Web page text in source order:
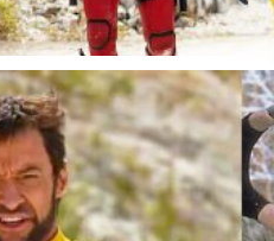
นึ่งตัวละครสำคัญจาก
อีกครั้ง
กองถ่าย 'Deadpool 3' ที่ วูล์ฟเว